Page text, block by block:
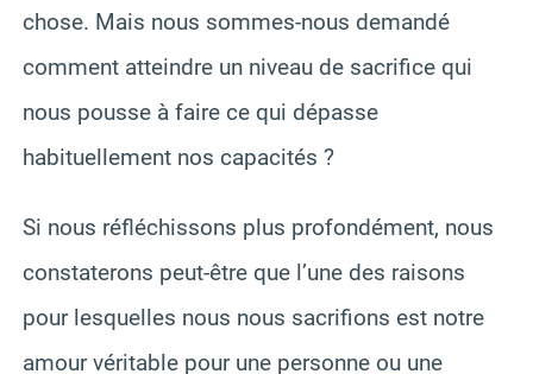
chose. Mais nous sommes-nous demandé
comment atteindre un niveau de sacrifice qui
nous pousse à faire ce qui dépasse
habituellement nos capacités ?
Si nous réfléchissons plus profondément, nous
constaterons peut-être que l’une des raisons
pour lesquelles nous nous sacrifions est notre
amour véritable pour une personne ou une